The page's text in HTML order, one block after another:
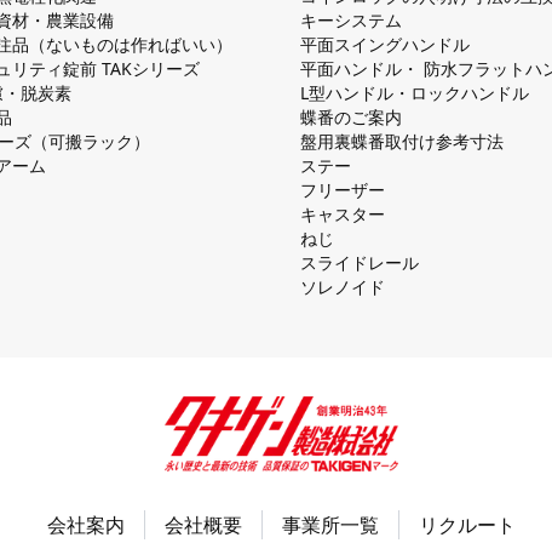
材・農業設備
品（ないものは作ればいい）
リティ錠前 TAKシリーズ
脱炭素
ズ（可搬ラック）
ーム
キーシステム
平⾯スイングハンドル
平⾯ハンドル・ 防⽔フラットハ
L型ハンドル・ロックハンドル
蝶番のご案内
盤⽤裏蝶番取付け参考⼨法
ステー
フリーザー
キャスター
ねじ
スライドレール
ソレノイド
会社案内 会社概要 事業所一覧 リクルート